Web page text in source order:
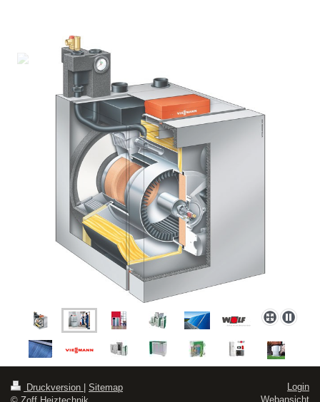
Druckversion
Sitemap
Login
Webansicht